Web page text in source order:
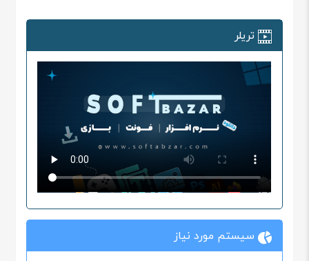
تریلر
سیستم مورد نیاز